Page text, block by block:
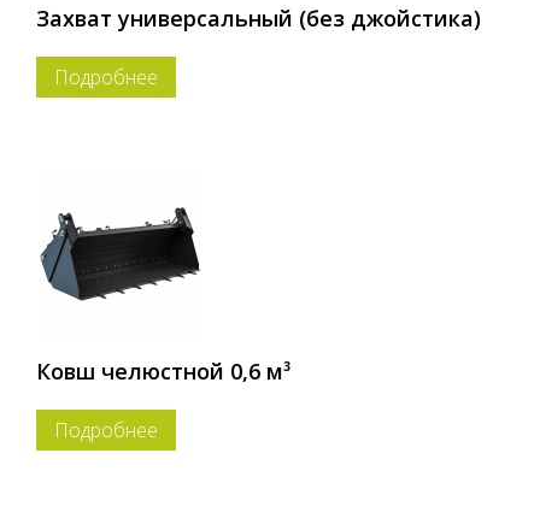
Захват универсальный (без джойстика)
Подробнее
Ковш челюстной 0,6 м³
Подробнее